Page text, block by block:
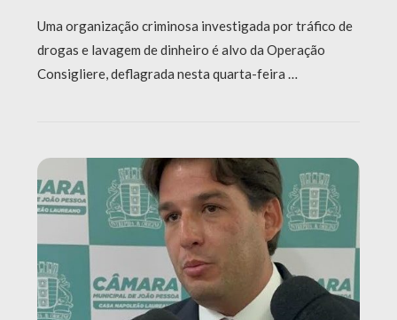
Uma organização criminosa investigada por tráfico de
drogas e lavagem de dinheiro é alvo da Operação
Consigliere, deflagrada nesta quarta-feira …